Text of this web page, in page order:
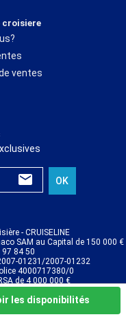
les disponibilités
ventes
OK
- CRUISELINE
SAM au Capital de 150 000 €
84 50
01231/2007-01232
4000717380/0
de 4 000 000 €
reserved